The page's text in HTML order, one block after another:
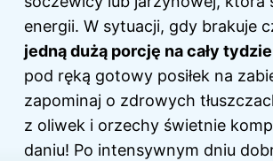
energii. W sytuacji, gdy brakuje
jedną dużą porcję na cały
pod ręką gotowy posiłek na
zapominaj o zdrowych
z oliwek i orzechy świetnie
daniu! Po intensywnym dniu